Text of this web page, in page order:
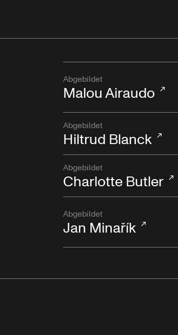
Abgebildet
Malou Airaudo
Abgebildet
Hiltrud Blanck
Abgebildet
Charlotte Butler
Abgebildet
Jan Minařík